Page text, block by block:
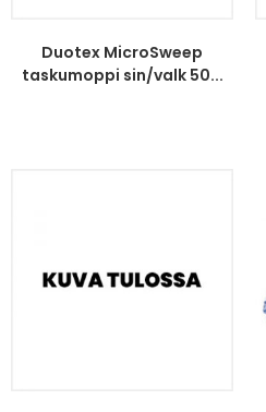
Duotex MicroSweep
taskumoppi sin/valk 50...